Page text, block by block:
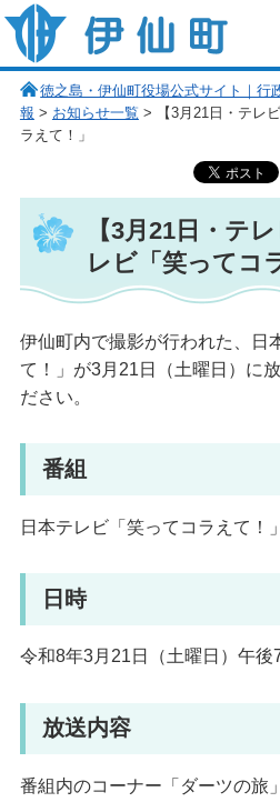
伊仙町 健康・長寿と子宝の町
徳之島・伊仙町役場公式サイト｜行
報 > お知らせ一覧 > 【3月21日・テレ
ラえて！」
【3月21日・テ
レビ「笑ってコ
伊仙町内で撮影が行われた、日
て！」が3月21日（土曜日）に
ださい。
番組
日本テレビ「笑ってコラえて！」
日時
令和8年3月21日（土曜日）午後
放送内容
番組内のコーナー「ダーツの旅